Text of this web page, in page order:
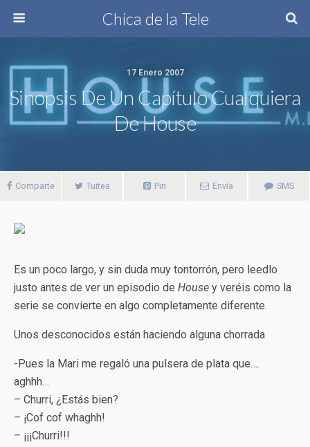
Chica de la Tele
17 Enero 2007
Sinopsis De Un Capítulo Cualquiera
De House
Comparte Tuitea Pin Envía SMS
Es un poco largo, y sin duda muy tontorrón, pero leedlo
justo antes de ver un episodio de House y veréis como la
serie se convierte en algo completamente diferente.
Unos desconocidos están haciendo alguna chorrada
-Pues la Mari me regaló una pulsera de plata que….
aghhh…
– Churri, ¿Estás bien?
– ¡Cof cof whaghh!
– ¡¡¡Churri!!!